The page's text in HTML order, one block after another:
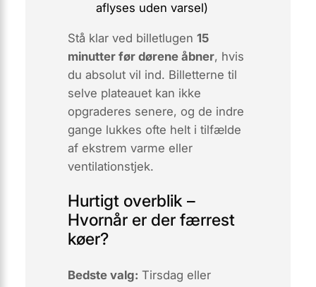
aflyses uden varsel)
Stå klar ved billetlugen 15
minutter før dørene åbner, hvis
du absolut vil ind. Billetterne til
selve plateauet kan ikke
opgraderes senere, og de indre
gange lukkes ofte helt i tilfælde
af ekstrem varme eller
ventilationstjek.
Hurtigt overblik –
Hvornår er der færrest
køer?
Bedste valg: Tirsdag eller